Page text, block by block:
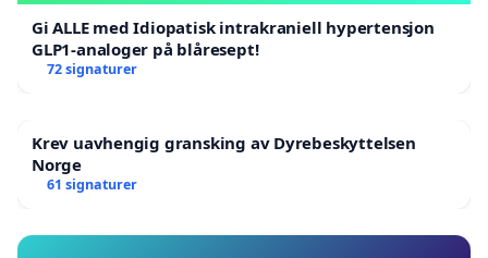
Gi ALLE med Idiopatisk intrakraniell hypertensjon
GLP1-analoger på blåresept!
72 signaturer
Krev uavhengig gransking av Dyrebeskyttelsen
Norge
61 signaturer